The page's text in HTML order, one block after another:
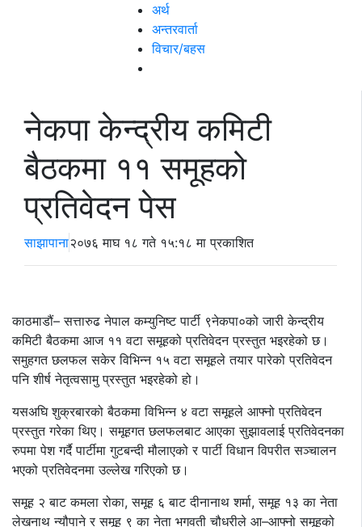
अर्थ
अन्तरवार्ता
विचार/बहस
नेकपा केन्द्रीय कमिटी
बैठकमा ११ समूहको
प्रतिवेदन पेस
साझापाना२०७६ माघ १८ गते १५:१८ मा प्रकाशित
काठमाडौं– सत्तारुढ नेपाल कम्युनिष्ट पार्टी ९नेकपा०को जारी केन्द्रीय
कमिटी बैठकमा आज ११ वटा समूहको प्रतिवेदन प्रस्तुत भइरहेको छ।
समुहगत छलफल सकेर विभिन्न १५ वटा समूहले तयार पारेको प्रतिवेदन
पनि शीर्ष नेतृत्वसामु प्रस्तुत भइरहेको हो।
यसअघि शुक्रबारको बैठकमा विभिन्न ४ वटा समूहले आफ्नो प्रतिवेदन
प्रस्तुत गरेका थिए। समूहगत छलफलबाट आएका सुझावलाई प्रतिवेदनका
रुपमा पेश गर्दै पार्टीमा गुटबन्दी मौलाएको र पार्टी विधान विपरीत सञ्चालन
भएको प्रतिवेदनमा उल्लेख गरिएको छ।
समूह २ बाट कमला रोका, समूह ६ बाट दीनानाथ शर्मा, समूह १३ का नेता
लेखनाथ न्यौपाने र समूह ९ का नेता भगवती चौधरीले आ–आफ्नो समूहको